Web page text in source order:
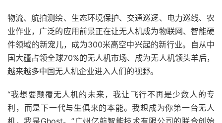
物流、航拍测绘、生态环境保护、交通巡逻、电力巡线、农
业作业，广泛的应用前景正在让无人机成为物联网、智能硬
件领域的新宠儿，成为300米高空中兴起的新行业。自从中
国大疆占领全球70%的无人机市场、成为无人机领头羊后，
越来越多中国无人机企业进入人们的视野。
“我想要颠覆无人机的未来，我让飞行不再是少数人的专
利，而是下一代与生俱来的本能。我想成为你第一台无人
机，我是Ghost。”广州亿航智能技术有限公司的联合创始